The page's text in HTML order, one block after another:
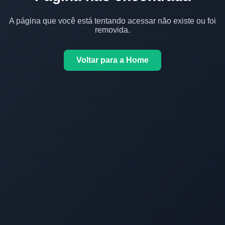
A página que você está tentando acessar não existe ou foi
removida.
Voltar para a Home